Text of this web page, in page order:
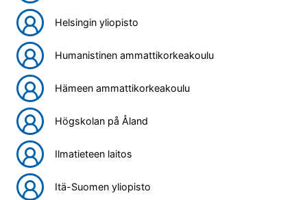
Helsingin yliopisto
Humanistinen ammattikorkeakoulu
Hämeen ammattikorkeakoulu
Högskolan på Åland
Ilmatieteen laitos
Itä-Suomen yliopisto